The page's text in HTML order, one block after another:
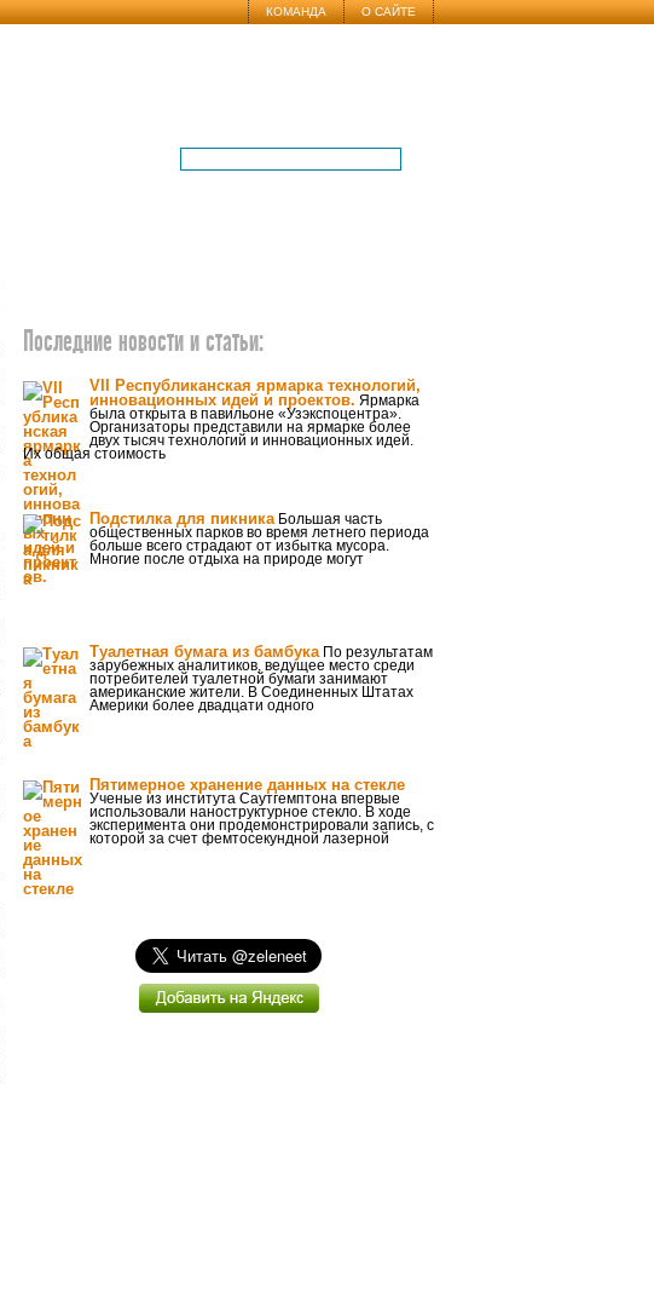
КОМАНДА О САЙТЕ
Последние новости и статьи:
VII Республиканская ярмарка технологий,
инновационных идей и проектов. Ярмарка
была открыта в павильоне «Узэкспоцентра».
Организаторы представили на ярмарке более
двух тысяч технологий и инновационных идей.
Их общая стоимость
Подстилка для пикникаБольшая часть
общественных парков во время летнего периода
больше всего страдают от избытка мусора.
Многие после отдыха на природе могут
Туалетная бумага из бамбукаПо результатам
зарубежных аналитиков, ведущее место среди
потребителей туалетной бумаги занимают
американские жители. В Соединенных Штатах
Америки более двадцати одного
Пятимерное хранение данных на стекле
Ученые из института Саутгемптона впервые
использовали наноструктурное стекло. В ходе
эксперимента они продемонстрировали запись, с
которой за счет фемтосекундной лазерной